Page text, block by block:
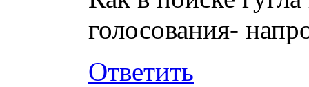
голосования-
Ответить